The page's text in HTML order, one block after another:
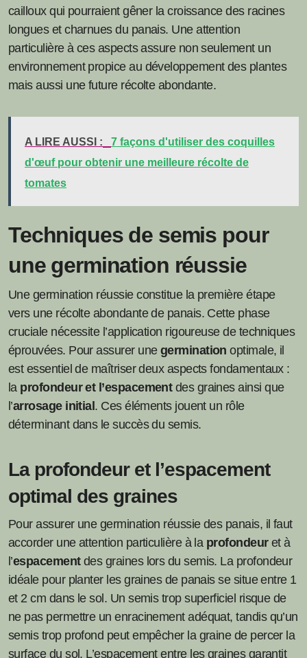
cailloux qui pourraient gêner la croissance des racines
longues et charnues du panais. Une attention
particulière à ces aspects assure non seulement un
environnement propice au développement des plantes
mais aussi une future récolte abondante.
A LIRE AUSSI :
7 façons d'utiliser des coquilles
d'œuf pour obtenir une meilleure récolte de
tomates
Techniques de semis pour
une germination réussie
Une germination réussie constitue la première étape
vers une récolte abondante de panais. Cette phase
cruciale nécessite l’application rigoureuse de techniques
éprouvées. Pour assurer une germination optimale, il
est essentiel de maîtriser deux aspects fondamentaux :
la profondeur et l’espacementdes graines ainsi que
l’arrosage initial . Ces éléments jouent un rôle
déterminant dans le succès du semis.
La profondeur et l’espacement
optimal des graines
Pour assurer une germination réussie des panais, il faut
accorder une attention particulière à la profondeuret à
l’espacementdes graines lors du semis. La profondeur
idéale pour planter les graines de panais se situe entre 1
et 2 cm dans le sol. Un semis trop superficiel risque de
ne pas permettre un enracinement adéquat, tandis qu’un
semis trop profond peut empêcher la graine de percer la
surface du sol. L’espacement entre les graines garantit